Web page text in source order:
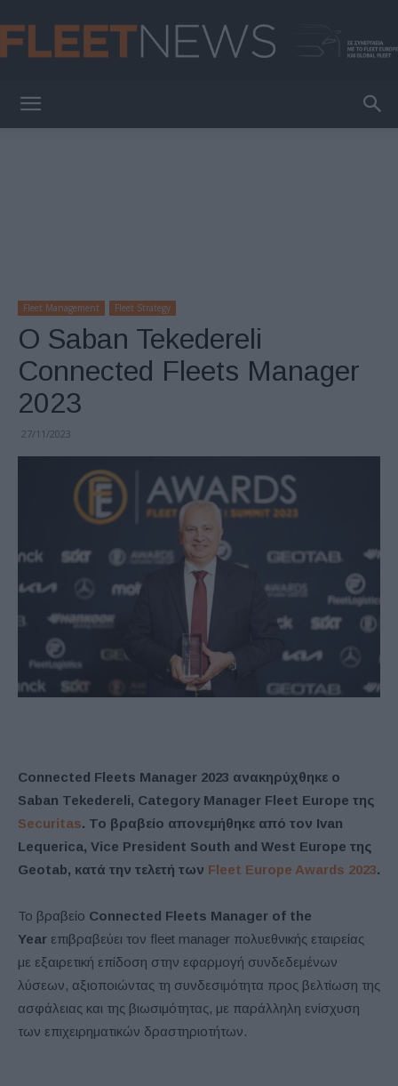
Fleet Management Fleet Strategy
Ο Saban Tekedereli
Connected Fleets Manager
2023
27/11/2023
Connected Fleets Manager 2023 ανακηρύχθηκε ο
Saban Tekedereli, Category Manager Fleet Europe της
Securitas. Το βραβείο απονεμήθηκε από τον Ivan
Lequerica, Vice President South and West Europe της
Geotab, κατά την τελετή των Fleet Europe Awards 2023.
Το βραβείο Connected Fleets Manager of the
Year επιβραβεύει τον fleet manager πολυεθνικής εταιρείας
με εξαιρετική επίδοση στην εφαρμογή συνδεδεμένων
λύσεων, αξιοποιώντας τη συνδεσιμότητα προς βελτίωση της
ασφάλειας και της βιωσιμότητας, με παράλληλη ενίσχυση
των επιχειρηματικών δραστηριοτήτων.